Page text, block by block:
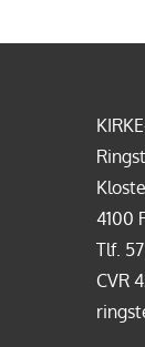
4100
Tlf.
CVR